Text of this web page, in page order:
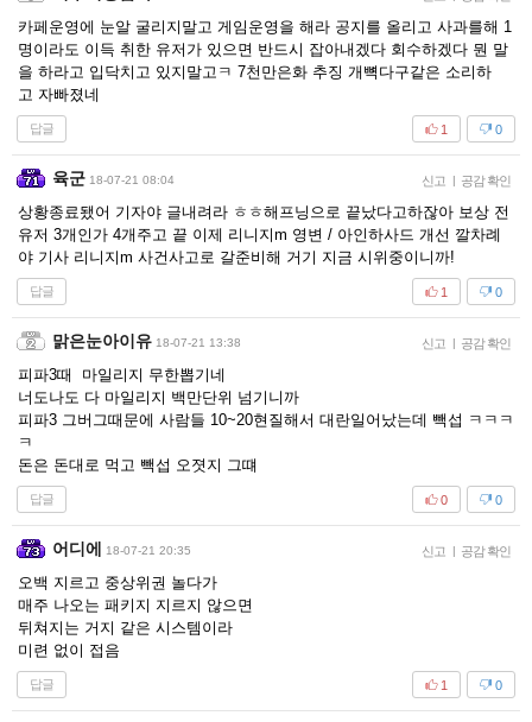
카페운영에 눈알 굴리지말고 게임운영을 해라 공지를 올리고 사과를해 1
명이라도 이득 취한 유저가 있으면 반드시 잡아내겠다 회수하겠다 뭔 말
을 하라고 입닥치고 있지말고ㅋ 7천만은화 추징 개뼉다구같은 소리하
고 자빠졌네
답글 0
1
육군 18-07-21 08:04 신고 | 공감 확인
상황종료됐어 기자야 글내려라 ㅎㅎ해프닝으로 끝났다고하잖아 보상 전
유저 3개인가 4개주고 끝 이제 리니지m 영변 / 아인하사드 개선 깔차례
야 기사 리니지m 사건사고로 갈준비해 거기 지금 시위중이니까!
답글 0
1
맑은눈아이유 18-07-21 13:38 신고 | 공감 확인
피파3때 마일리지 무한뽑기네
너도나도 다 마일리지 백만단위 넘기니까
피파3 그버그때문에 사람들 10~20현질해서 대란일어났는데 빽섭 ㅋㅋㅋ
ㅋ
돈은 돈대로 먹고 빽섭 오졋지 그떄
답글 0
0
어디에 18-07-21 20:35 신고 | 공감 확인
오백 지르고 중상위권 놀다가
매주 나오는 패키지 지르지 않으면
뒤쳐지는 거지 같은 시스템이라
미련 없이 접음
답글 0
1